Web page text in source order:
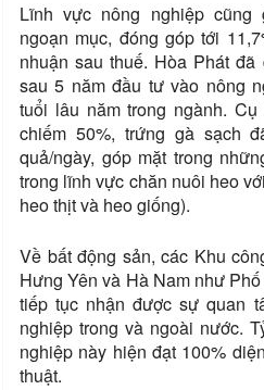
Lĩnh vực nông nghiệp
ngoạn mục, đóng góp tới
nhuận sau thuế. Hòa Phát
sau 5 năm đầu tư vào nông
tuổi lâu năm trong ngành.
chiếm 50%, trứng gà sạch
quả/ngày, góp mặt trong
trong lĩnh vực chăn nuôi heo
heo thịt và heo giống).
Về bất động sản, các Khu
Hưng Yên và Hà Nam như
tiếp tục nhận được sự quan
nghiệp trong và ngoài nước.
nghiệp này hiện đạt 100%
thuật.